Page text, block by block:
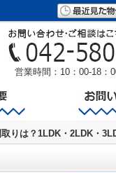
営業時間：10：00-18：
りは？1LDK・2LDK・